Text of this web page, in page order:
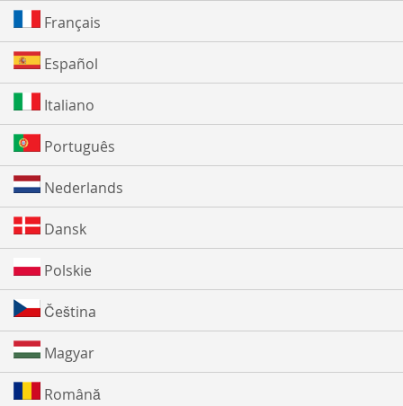
Français
Español
Italiano
Português
Nederlands
Dansk
Polskie
Čeština
Magyar
Română